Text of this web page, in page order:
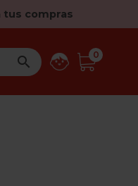
tus compras
 0